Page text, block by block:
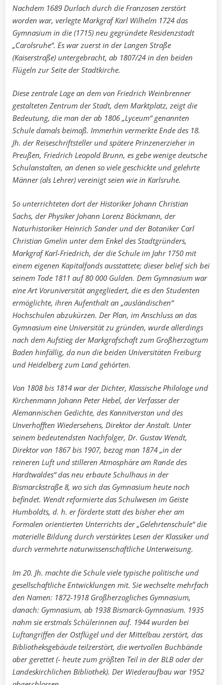
Nachdem 1689 Durlach durch die Franzosen zerstört
worden war, verlegte Markgraf Karl Wilhelm 1724 das
Gymnasium in die (1715) neu gegründete Residenzstadt
„Carolsruhe“. Es war zuerst in der Langen Straße
(Kaiserstraße) untergebracht, ab 1807/24 in den beiden
Flügeln zur Seite der Stadtkirche.
Diese zentrale Lage an dem von Friedrich Weinbrenner
gestalteten Zentrum der Stadt, dem Marktplatz, zeigt die
Bedeutung, die man der ab 1806 „Lyceum“ genannten
Schule damals beimaß. Immerhin vermerkte Ende des 18.
Jh. der Reiseschriftsteller und spätere Prinzenerzieher in
Preußen, Friedrich Leopold Brunn, es gebe wenige deutsche
Schulanstalten, an denen so viele geschickte und gelehrte
Männer (als Lehrer) vereinigt seien wie in Karlsruhe.
So unterrichteten dort der Historiker Johann Christian
Sachs, der Physiker Johann Lorenz Böckmann, der
Naturhistoriker Heinrich Sander und der Botaniker Carl
Christian Gmelin unter dem Enkel des Stadtgründers,
Markgraf Karl-Friedrich, der die Schule im Jahr 1750 mit
einem eigenen Kapitalfonds ausstattete; dieser belief sich bei
seinem Tode 1811 auf 80 000 Gulden. Dem Gymnasium war
eine Art Voruniversität angegliedert, die es den Studenten
ermöglichte, ihren Aufenthalt an „ausländischen“
Hochschulen abzukürzen. Der Plan, im Anschluss an das
Gymnasium eine Universität zu gründen, wurde allerdings
nach dem Aufstieg der Markgrafschaft zum Großherzogtum
Baden hinfällig, da nun die beiden Universitäten Freiburg
und Heidelberg zum Land gehörten.
Von 1808 bis 1814 war der Dichter, Klassische Philologe und
Kirchenmann Johann Peter Hebel, der Verfasser der
Alemannischen Gedichte, des Kannitverstan und des
Unverhofften Wiedersehens, Direktor der Anstalt. Unter
seinem bedeutendsten Nachfolger, Dr. Gustav Wendt,
Direktor von 1867 bis 1907, bezog man 1874 „in der
reineren Luft und stilleren Atmosphäre am Rande des
Hardtwaldes“ das neu erbaute Schulhaus in der
Bismarckstraße 8, wo sich das Gymnasium heute noch
befindet. Wendt reformierte das Schulwesen im Geiste
Humboldts, d. h. er förderte statt des bisher eher am
Formalen orientierten Unterrichts der „Gelehrtenschule“ die
materielle Bildung durch verstärktes Lesen der Klassiker und
durch vermehrte naturwissenschaftliche Unterweisung.
Im 20. Jh. machte die Schule viele typische politische und
gesellschaftliche Entwicklungen mit. Sie wechselte mehrfach
den Namen: 1872-1918 Großherzogliches Gymnasium,
danach: Gymnasium, ab 1938 Bismarck-Gymnasium. 1935
nahm sie erstmals Schülerinnen auf. 1944 wurden bei
Luftangriffen der Ostflügel und der Mittelbau zerstört, das
Bibliotheksgebäude teilzerstört, die wertvollen Buchbände
aber gerettet (- heute zum größten Teil in der BLB oder der
Landeskirchlichen Bibliothek). Der Wiederaufbau war 1952